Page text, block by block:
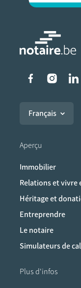
Liens
Français
Aperçu
Immobilier
Relations et vivre
Héritage et
Entreprendre
Le notaire
Simulateurs de
Plus d'infos